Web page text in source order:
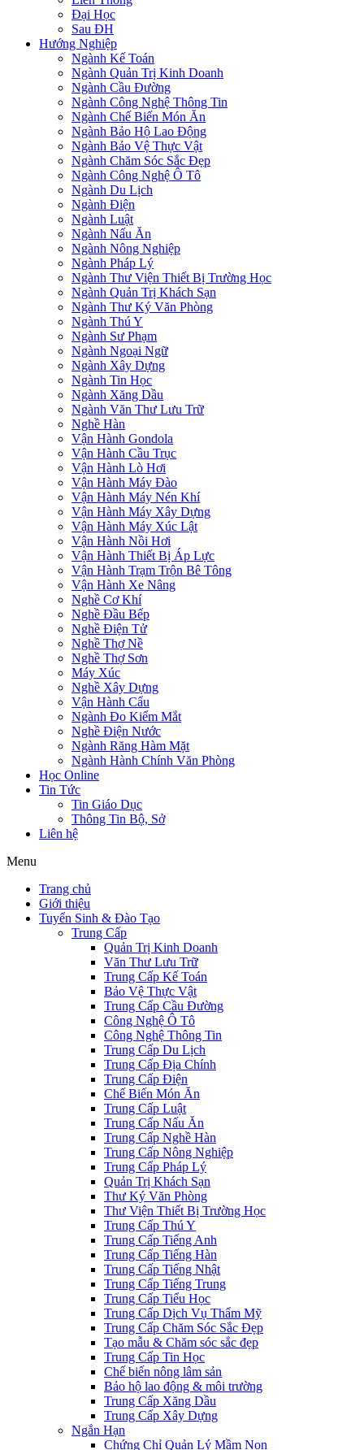
Đại Học
Sau ĐH
Hướng Nghiệp
Ngành Kế Toán
Ngành Quản Trị Kinh Doanh
Ngành Cầu Đường
Ngành Công Nghệ Thông Tin
Ngành Chế Biến Món Ăn
Ngành Bảo Hộ Lao Động
Ngành Bảo Vệ Thực Vật
Ngành Chăm Sóc Sắc Đẹp
Ngành Công Nghệ Ô Tô
Ngành Du Lịch
Ngành Điện
Ngành Luật
Ngành Nấu Ăn
Ngành Nông Nghiệp
Ngành Pháp Lý
Ngành Thư Viện Thiết Bị Trường Học
Ngành Quản Trị Khách Sạn
Ngành Thư Ký Văn Phòng
Ngành Thú Y
Ngành Sư Phạm
Ngành Ngoại Ngữ
Ngành Xây Dựng
Ngành Tin Học
Ngành Xăng Dầu
Ngành Văn Thư Lưu Trữ
Nghề Hàn
Vận Hành Gondola
Vận Hành Cầu Trục
Vận Hành Lò Hơi
Vận Hành Máy Đào
Vận Hành Máy Nén Khí
Vận Hành Máy Xây Dựng
Vận Hành Máy Xúc Lật
Vận Hành Nồi Hơi
Vận Hành Thiết Bị Áp Lực
Vận Hành Trạm Trộn Bê Tông
Vận Hành Xe Nâng
Nghề Cơ Khí
Nghề Đầu Bếp
Nghề Điện Tử
Nghề Thợ Nề
Nghề Thợ Sơn
Máy Xúc
Nghề Xây Dựng
Vận Hành Cẩu
Ngành Đo Kiểm Mắt
Nghề Điện Nước
Ngành Răng Hàm Mặt
Ngành Hành Chính Văn Phòng
Học Online
Tin Tức
Tin Giáo Dục
Thông Tin Bộ, Sở
Liên hệ
Menu
Trang chủ
Giới thiệu
Tuyển Sinh & Đào Tạo
Trung Cấp
Quản Trị Kinh Doanh
Văn Thư Lưu Trữ
Trung Cấp Kế Toán
Bảo Vệ Thực Vật
Trung Cấp Cầu Đường
Công Nghệ Ô Tô
Công Nghệ Thông Tin
Trung Cấp Du Lịch
Trung Cấp Địa Chính
Trung Cấp Điện
Chế Biến Món Ăn
Trung Cấp Luật
Trung Cấp Nấu Ăn
Trung Cấp Nghề Hàn
Trung Cấp Nông Nghiệp
Trung Cấp Pháp Lý
Quản Trị Khách Sạn
Thư Ký Văn Phòng
Thư Viện Thiết Bị Trường Học
Trung Cấp Thú Y
Trung Cấp Tiếng Anh
Trung Cấp Tiếng Hàn
Trung Cấp Tiếng Nhật
Trung Cấp Tiếng Trung
Trung Cấp Tiểu Học
Trung Cấp Dịch Vụ Thẩm Mỹ
Trung Cấp Chăm Sóc Sắc Đẹp
Tạo mẫu & Chăm sóc sắc đẹp
Trung Cấp Tin Học
Chế biến nông lâm sản
Bảo hộ lao động & môi trường
Trung Cấp Xăng Dầu
Trung Cấp Xây Dựng
Ngắn Hạn
Chứng Chỉ Quản Lý Mầm Non